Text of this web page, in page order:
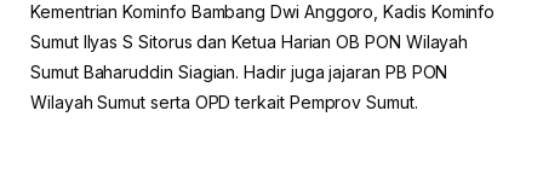
Kementrian Kominfo Bambang Dwi Anggoro, Kadis Kominfo
Sumut Ilyas S Sitorus dan Ketua Harian OB PON Wilayah
Sumut Baharuddin Siagian. Hadir juga jajaran PB PON
Wilayah Sumut serta OPD terkait Pemprov Sumut.